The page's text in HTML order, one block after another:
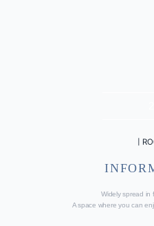
|
Widely spread in
A space where you can